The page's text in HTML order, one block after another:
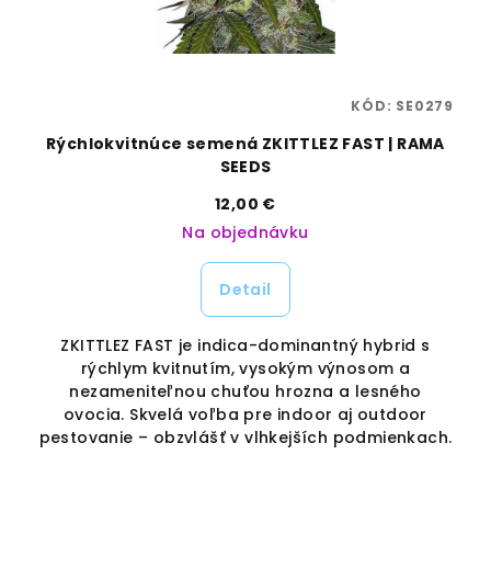
Rýchlokvitnúce semená ZKITTLEZ FAST | RAMA
SEEDS
12,00 €
Na objednávku
Detail
ZKITTLEZ FAST je indica-dominantný hybrid s
rýchlym kvitnutím, vysokým výnosom a
nezameniteľnou chuťou hrozna a lesného
ovocia. Skvelá voľba pre indoor aj outdoor
pestovanie – obzvlášť v vlhkejších podmienkach.
KÓD: SE0279